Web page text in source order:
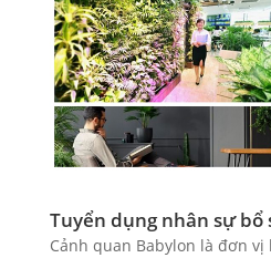
Tuyển dụng nhân sự bổ
Cảnh quan Babylon là đơn